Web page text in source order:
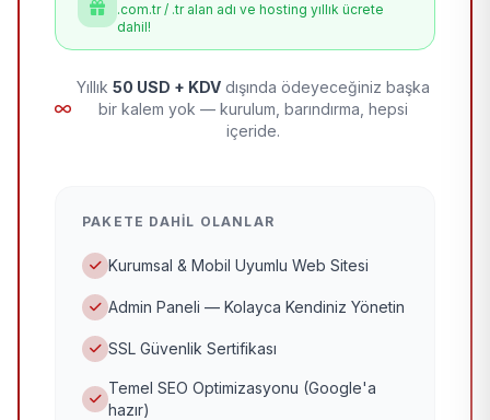
.com.tr / .tr alan adı ve hosting yıllık ücrete
dahil!
Yıllık 50 USD + KDV dışında ödeyeceğiniz başka
bir kalem yok — kurulum, barındırma, hepsi
içeride.
PAKETE DAHIL OLANLAR
Kurumsal & Mobil Uyumlu Web Sitesi
Admin Paneli — Kolayca Kendiniz Yönetin
SSL Güvenlik Sertifikası
Temel SEO Optimizasyonu (Google'a
hazır)